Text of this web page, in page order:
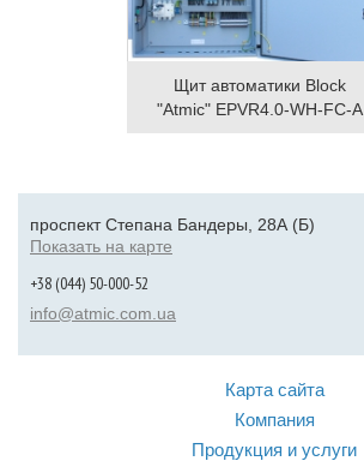
Щит автоматики Block
"Atmic" EPVR4.0-WH-FC-A
проспект Степана Бандеры, 28А (Б)
Показать на карте
+38 (044) 50-000-52
info@atmic.com.ua
Карта сайта
Компания
Продукция и услуги